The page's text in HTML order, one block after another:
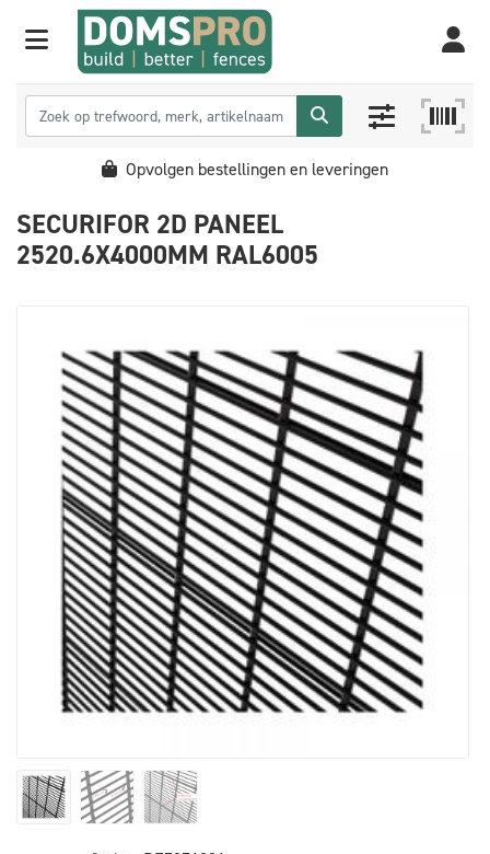
Opvolgen bestellingen en leveringen
SECURIFOR 2D PANEEL
2520.6X4000MM RAL6005